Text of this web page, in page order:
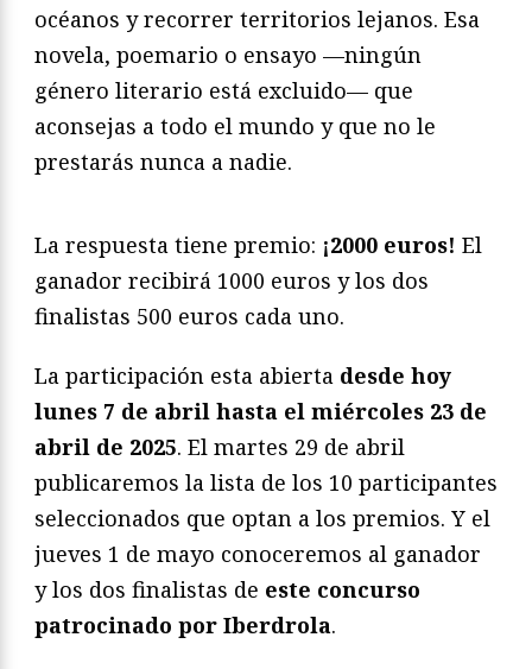
océanos y recorrer territorios lejanos. Esa
novela, poemario o ensayo —ningún
género literario está excluido— que
aconsejas a todo el mundo y que no le
prestarás nunca a nadie.
La respuesta tiene premio: ¡2000 euros! El
ganador recibirá 1000 euros y los dos
finalistas 500 euros cada uno.
La participación esta abierta desde hoy
lunes 7 de abril hasta el miércoles 23 de
abril de 2025. El martes 29 de abril
publicaremos la lista de los 10 participantes
seleccionados que optan a los premios. Y el
jueves 1 de mayo conoceremos al ganador
y los dos finalistas de este concurso
patrocinado por Iberdrola.